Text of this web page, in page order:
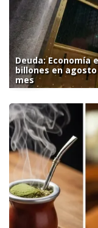
Deuda: Economía
billones en
mes